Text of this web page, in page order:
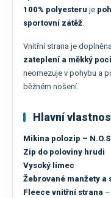
100% polyesteru je
sportovní zátěž.
Vnitřní strana je
zateplení a měkký
neomezuje v pohybu a
běžném nošení.
Hlavní
Mikina polozip –
Zip do poloviny hrudi
Vysoký límec
Žebrované manžety a
Fleece vnitřní strana